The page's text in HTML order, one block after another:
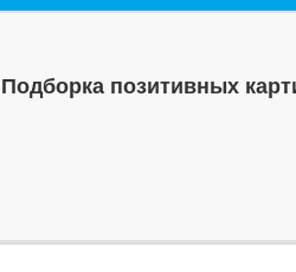
Подборка позитивных